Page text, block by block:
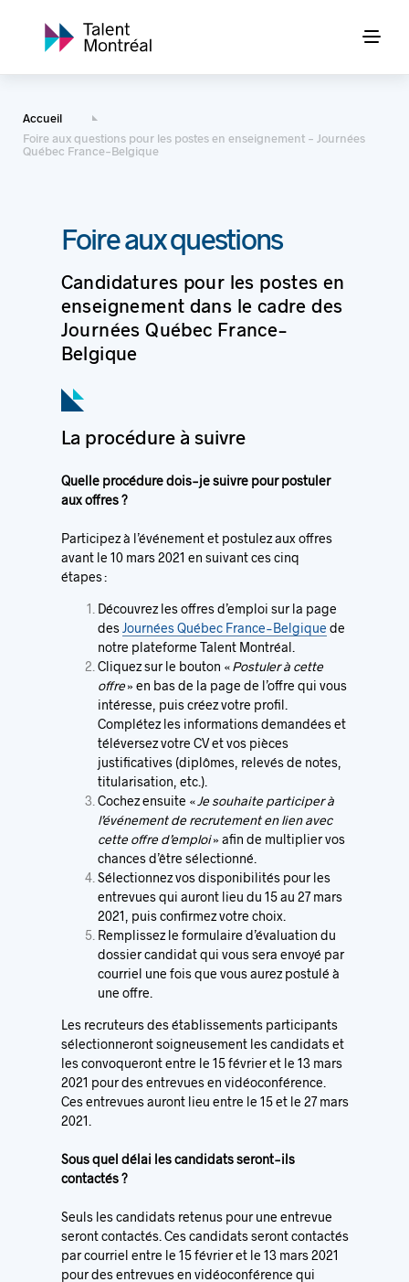
Accueil
Foire aux questions pour les postes en enseignement - Journées
Québec France-Belgique
Foire aux questions
Candidatures pour les postes en
enseignement dans le cadre des
Journées Québec France-
Belgique
La procédure à suivre
Quelle procédure dois-je suivre pour postuler
aux offres ?
Participez à l’événement et postulez aux offres
avant le 10 mars 2021 en suivant ces cinq
étapes :
Découvrez les offres d’emploi sur la page
desJournées Québec France-Belgique de
notre plateforme Talent Montréal.
Cliquez sur le bouton «Postuler à cette
offre» en bas de la page de l’offre qui vous
intéresse, puis créez votre profil.
Complétez les informations demandées et
téléversez votre CV et vos pièces
justificatives (diplômes, relevés de notes,
titularisation, etc.).
Cochez ensuite « Je souhaite participer à
l’événement de recrutement en lien avec
cette offre d’emploi» afin de multiplier vos
chances d’être sélectionné.
Sélectionnez vos disponibilités pour les
entrevues qui auront lieu du 15 au 27 mars
2021, puis confirmez votre choix.
Remplissez le formulaire d’évaluation du
dossier candidat qui vous sera envoyé par
courriel une fois que vous aurez postulé à
une offre.
Les recruteurs des établissements participants
sélectionneront soigneusement les candidats et
les convoqueront entre le 15 février et le 13 mars
2021 pour des entrevues en vidéoconférence.
Ces entrevues auront lieu entre le 15 et le 27 mars
2021.
Sous quel délai les candidats seront-ils
contactés ?
Seuls les candidats retenus pour une entrevue
seront contactés. Ces candidats seront contactés
par courriel entre le 15 février et le 13 mars 2021
pour des entrevues en vidéoconférence qui